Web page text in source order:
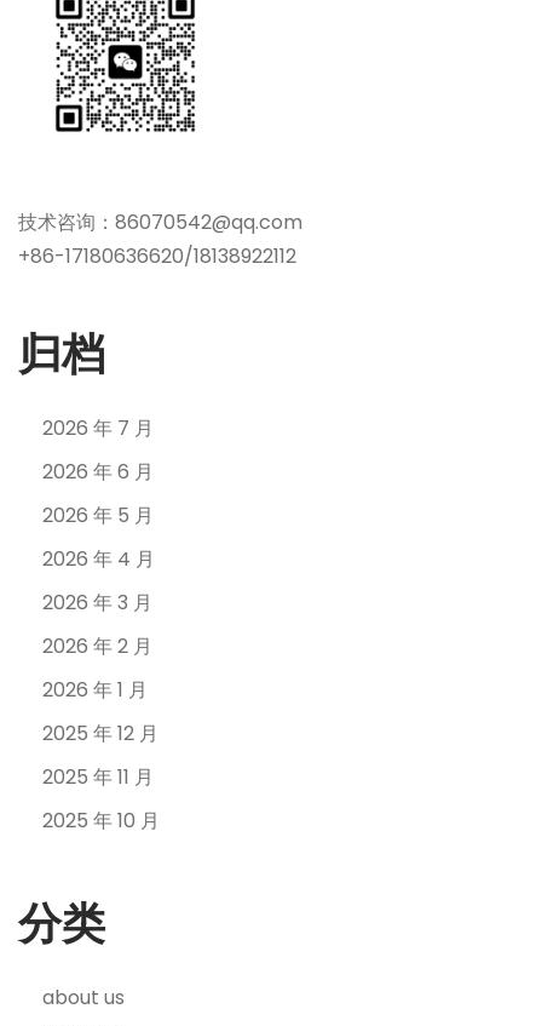
技术咨询：86070542@qq.com
+86-17180636620/18138922112
归档
2026 年 7 月
2026 年 6 月
2026 年 5 月
2026 年 4 月
2026 年 3 月
2026 年 2 月
2026 年 1 月
2025 年 12 月
2025 年 11 月
2025 年 10 月
分类
about us